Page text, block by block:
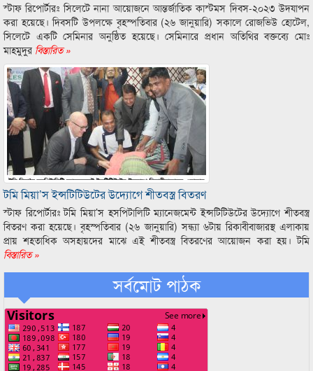
স্টাফ রিপোর্টারঃ সিলেটে নানা আয়োজনে আন্তর্জাতিক কাস্টমস দিবস-২০২৩ উদযাপন
করা হয়েছে। দিবসটি উপলক্ষে বৃহস্পতিবার (২৬ জানুয়ারি) সকালে রোজভিউ হোটেল,
সিলেটে একটি সেমিনার অনুষ্ঠিত হয়েছে। সেমিনারে প্রধান অতিথির বক্তব্যে মোঃ
মাহমুদুর বিস্তারিত »
টমি মিয়া’স ইন্সটিটিউটের উদ্যোগে শীতবস্ত্র বিতরণ
স্টাফ রিপোর্টারঃ টমি মিয়া’স হসপিটালিটি ম্যানেজমেন্ট ইন্সটিটিউটের উদ্যোগে শীতবস্ত্র
বিতরণ করা হয়েছে। বৃহস্পতিবার (২৬ জানুয়ারি) সন্ধ্যা ৬টায় রিকাবীবাজারস্থ এলাকায়
প্রায় শহতাধিক অসহায়দের মাঝে এই শীতবস্ত্র বিতরণের আয়োজন করা হয়। টমি
বিস্তারিত »
সর্বমোট পাঠক